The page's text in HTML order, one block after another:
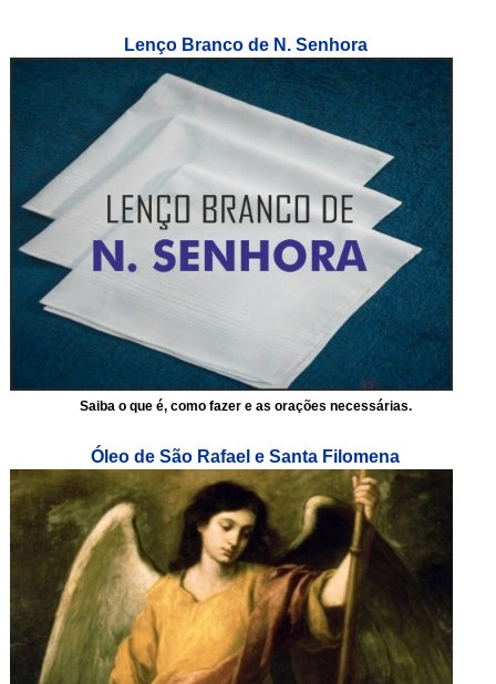
Lenço Branco de N. Senhora
Saiba o que é, como fazer e as orações necessárias.
Óleo de São Rafael e Santa Filomena